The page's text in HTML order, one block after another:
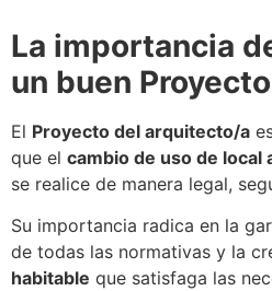
La importancia
un buen
El Proyecto del arquitecto/a
que el cambio de uso de local
se realice de manera legal,
Su importancia radica en la
de todas las normativas y la
habitable que satisfaga las